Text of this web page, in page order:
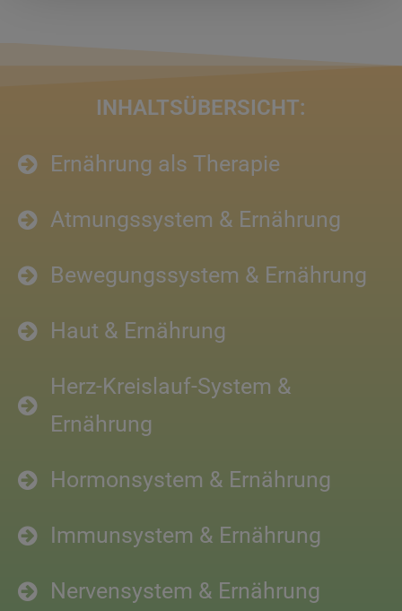
INHALTSÜBERSICHT:
Ernährung als Therapie
Atmungssystem & Ernährung
Bewegungssystem & Ernährung
Haut & Ernährung
Herz-Kreislauf-System &
Ernährung
Hormonsystem & Ernährung
Immunsystem & Ernährung
Nervensystem & Ernährung